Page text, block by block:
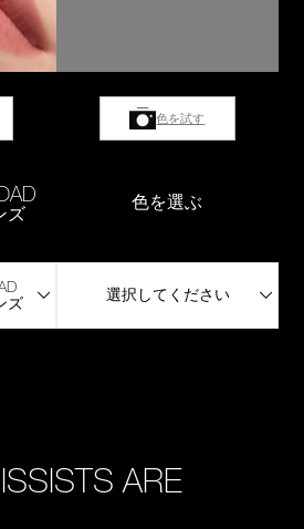
ズ
ズ
色を試す
色を選ぶ
選択してください
ARE